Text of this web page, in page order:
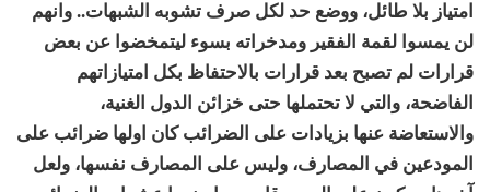
امتياز بلا طائل، ووضع حد لكل صرف تشوبه الشبهات.. وانهم
لن يمسوا لقمة الفقير ومدخراته بسوء ليتمخضوا عن بعض
قرارات لم تصبح بعد قرارات بالاحتفاظ بكل امتيازاتهم
الفاضحة، والتي لا تحتملها حتى خزائن الدول الغنية،
والاستعاضة عنها بزيادات على الضرائب كان اولها ضرائب على
المودعين في المصارف، وليس على المصارف نفسها، ولعل